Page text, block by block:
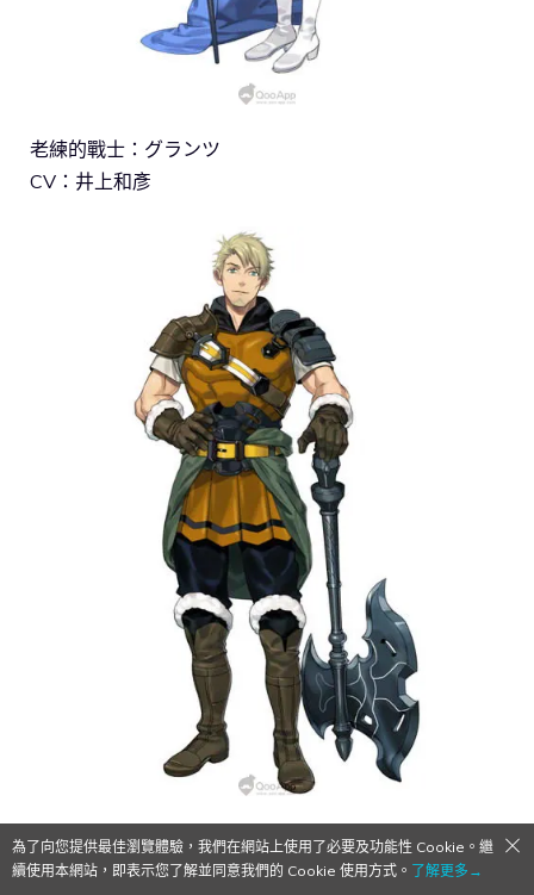
老練的戰士：グランツ
CV：井上和彥
身經百戰的將軍：スカー
CV：安元洋貴
為了向您提供最佳瀏覽體驗，我們在網站上使用了必要及功能性 Cookie。繼
續使用本網站，即表示您了解並同意我們的 Cookie 使用方式。 了解更多→